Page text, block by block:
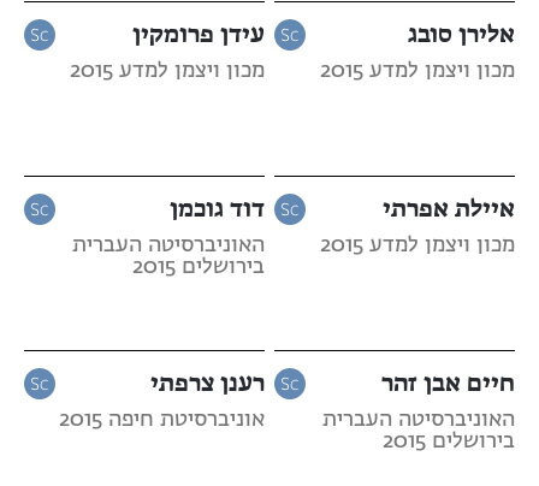
אלירן סובג
מכון ויצמן למדע 2015
עידן פרומקין
מכון ויצמן למדע 2015
איילת אפרתי
מכון ויצמן למדע 2015
דוד גוכמן
האוניברסיטה העברית
בירושלים 2015
חיים אבן זהר
האוניברסיטה העברית
בירושלים 2015
רענן צרפתי
אוניברסיטת חיפה 2015